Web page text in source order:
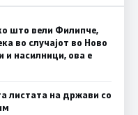
што вели Филипче,
во случајот во Ново
и насилници, ова е
листата на држави со